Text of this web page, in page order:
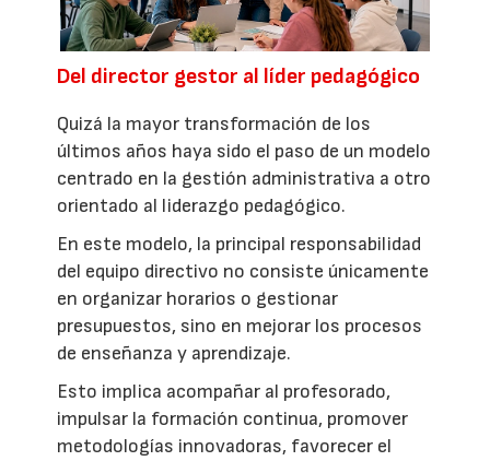
Del director gestor al líder pedagógico
Quizá la mayor transformación de los
últimos años haya sido el paso de un modelo
centrado en la gestión administrativa a otro
orientado al liderazgo pedagógico.
En este modelo, la principal responsabilidad
del equipo directivo no consiste únicamente
en organizar horarios o gestionar
presupuestos, sino en mejorar los procesos
de enseñanza y aprendizaje.
Esto implica acompañar al profesorado,
impulsar la formación continua, promover
metodologías innovadoras, favorecer el